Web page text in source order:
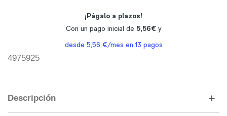
4975925
Descripción